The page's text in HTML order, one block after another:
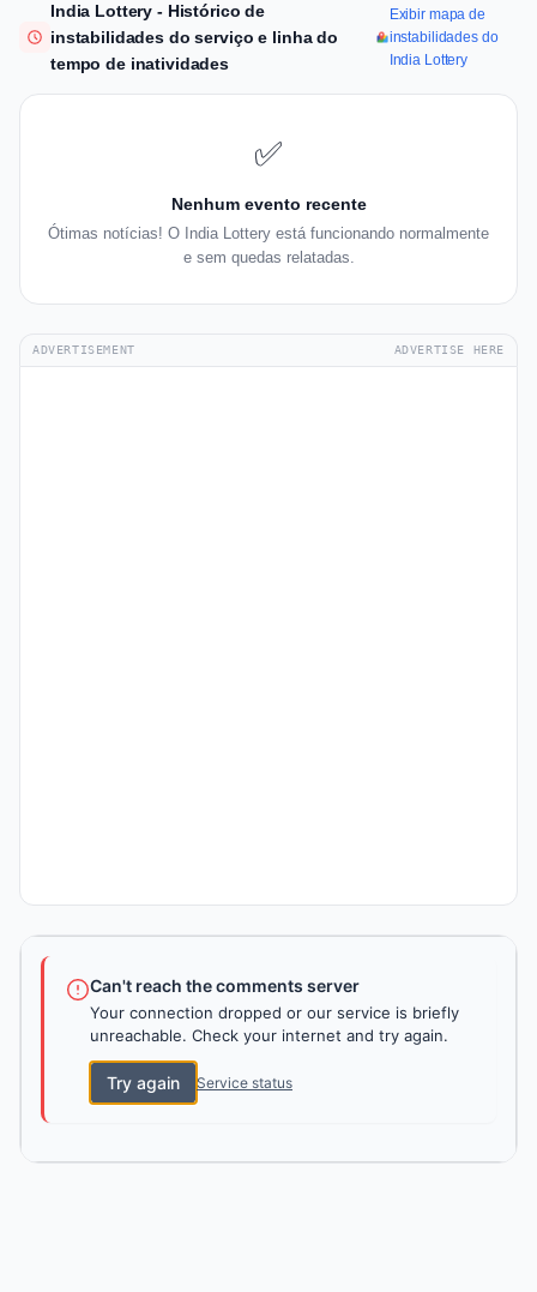
India Lottery - Histórico de
instabilidades do serviço e linha do
tempo de inatividades
Exibir mapa de
instabilidades do
India Lottery
✅
Nenhum evento recente
Ótimas notícias! O India Lottery está funcionando normalmente
e sem quedas relatadas.
ADVERTISEMENT ADVERTISE HERE
Can't reach the comments server
Your connection dropped or our service is briefly
unreachable. Check your internet and try again.
Try again Service status